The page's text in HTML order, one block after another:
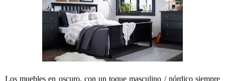
Los muebles en oscuro, con un toque masculino / nórdico siempre